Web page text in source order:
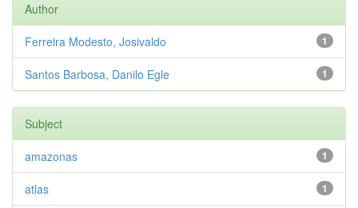
Author
1
Ferreira Modesto, Josivaldo
1
Santos Barbosa, Danilo Egle
Subject
1
amazonas
1
atlas